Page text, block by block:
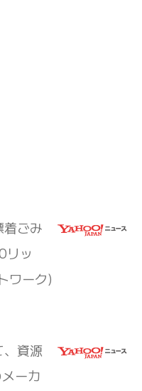
着ごみ
ッ
ワーク)
資源
ーカ